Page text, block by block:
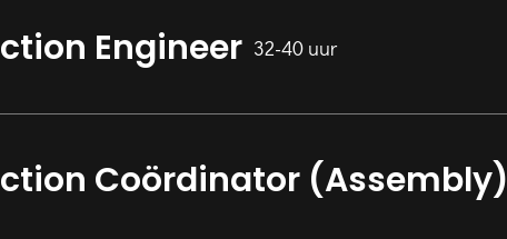
Engineer 32-40 uur
Coördinator (Assembly)